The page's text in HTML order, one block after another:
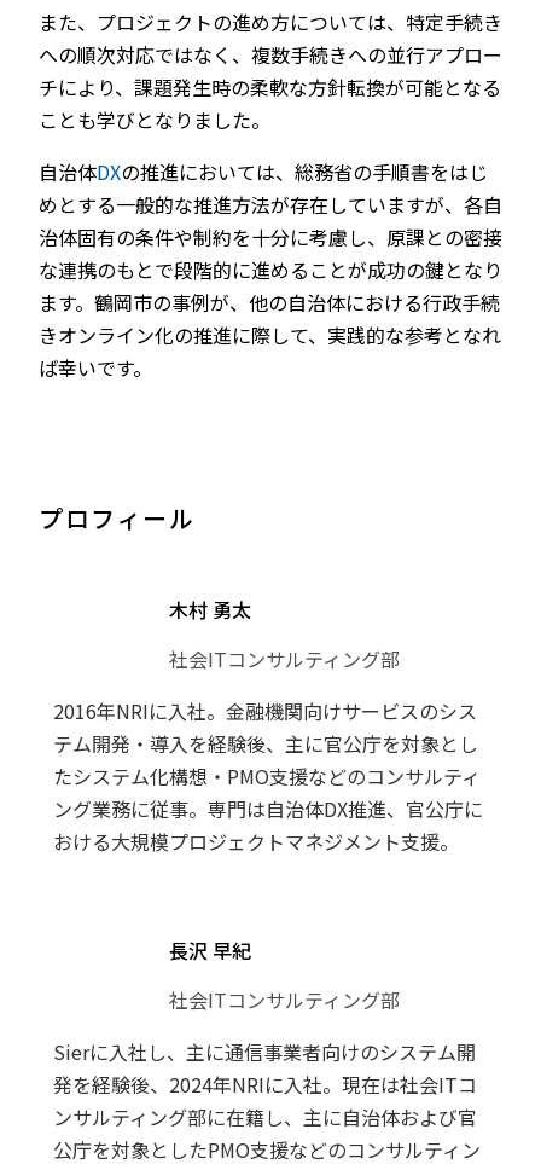
また、プロジェクトの進め方については、特定手続き
への順次対応ではなく、複数手続きへの並行アプロー
チにより、課題発生時の柔軟な方針転換が可能となる
ことも学びとなりました。
自治体DXの推進においては、総務省の手順書をはじ
めとする一般的な推進方法が存在していますが、各自
治体固有の条件や制約を十分に考慮し、原課との密接
な連携のもとで段階的に進めることが成功の鍵となり
ます。鶴岡市の事例が、他の自治体における行政手続
きオンライン化の推進に際して、実践的な参考となれ
ば幸いです。
プロフィール
木村 勇太
社会ITコンサルティング部
2016年NRIに入社。金融機関向けサービスのシス
テム開発・導入を経験後、主に官公庁を対象とし
たシステム化構想・PMO支援などのコンサルティ
ング業務に従事。専門は自治体DX推進、官公庁に
おける大規模プロジェクトマネジメント支援。
長沢 早紀
社会ITコンサルティング部
Sierに入社し、主に通信事業者向けのシステム開
発を経験後、2024年NRIに入社。現在は社会ITコ
ンサルティング部に在籍し、主に自治体および官
公庁を対象としたPMO支援などのコンサルティン